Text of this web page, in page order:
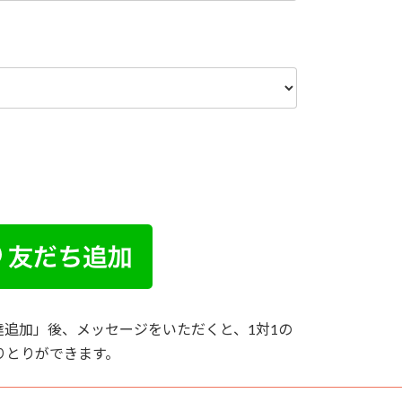
加」後、メッセージをいただくと、1対1の
とりができます。